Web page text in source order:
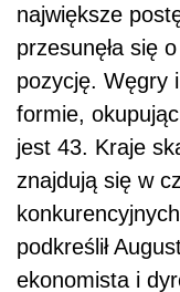
największe
przesunęła się
pozycję. Węgry
formie,
jest 43. Kraje
znajdują się w
podkreślił
ekonomista i